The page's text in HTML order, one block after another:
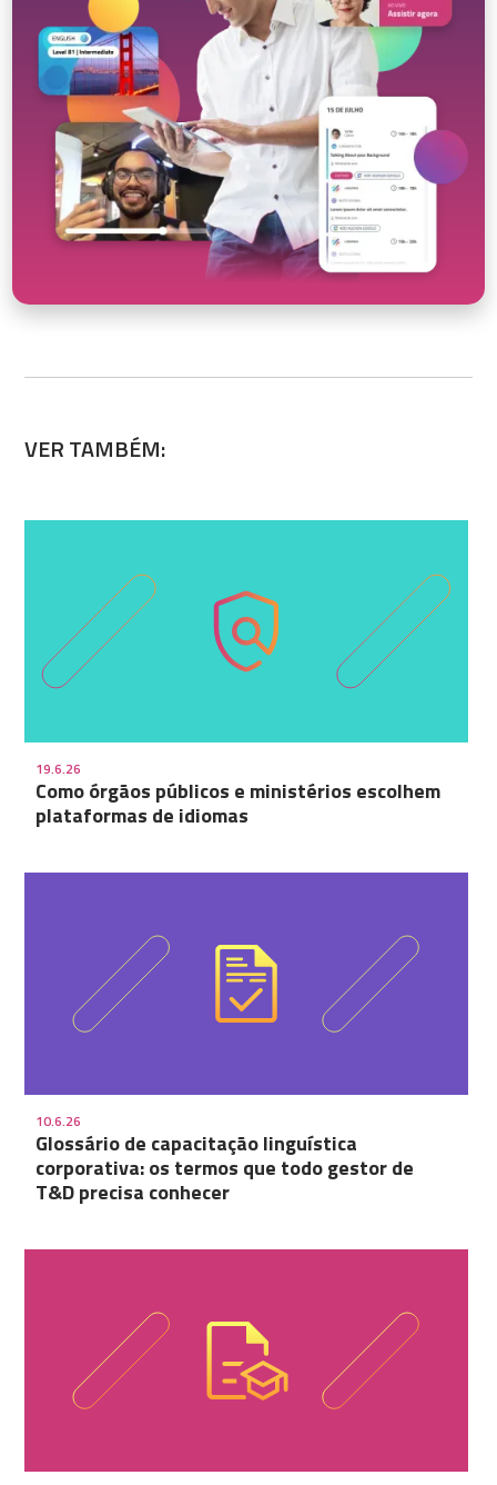
VER TAMBÉM:
19.6.26
Como órgãos públicos e ministérios escolhem
plataformas de idiomas
10.6.26
Glossário de capacitação linguística
corporativa: os termos que todo gestor de
T&D precisa conhecer